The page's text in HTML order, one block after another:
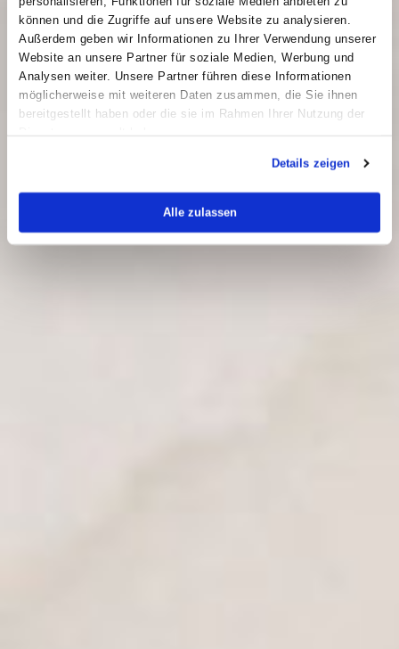
können und die Zugriffe auf unsere Website zu analysieren.
Außerdem geben wir Informationen zu Ihrer Verwendung unserer
Website an unsere Partner für soziale Medien, Werbung und
Analysen weiter. Unsere Partner führen diese Informationen
möglicherweise mit weiteren Daten zusammen, die Sie ihnen
bereitgestellt haben oder die sie im Rahmen Ihrer Nutzung der
Details zeigen
Alle zulassen